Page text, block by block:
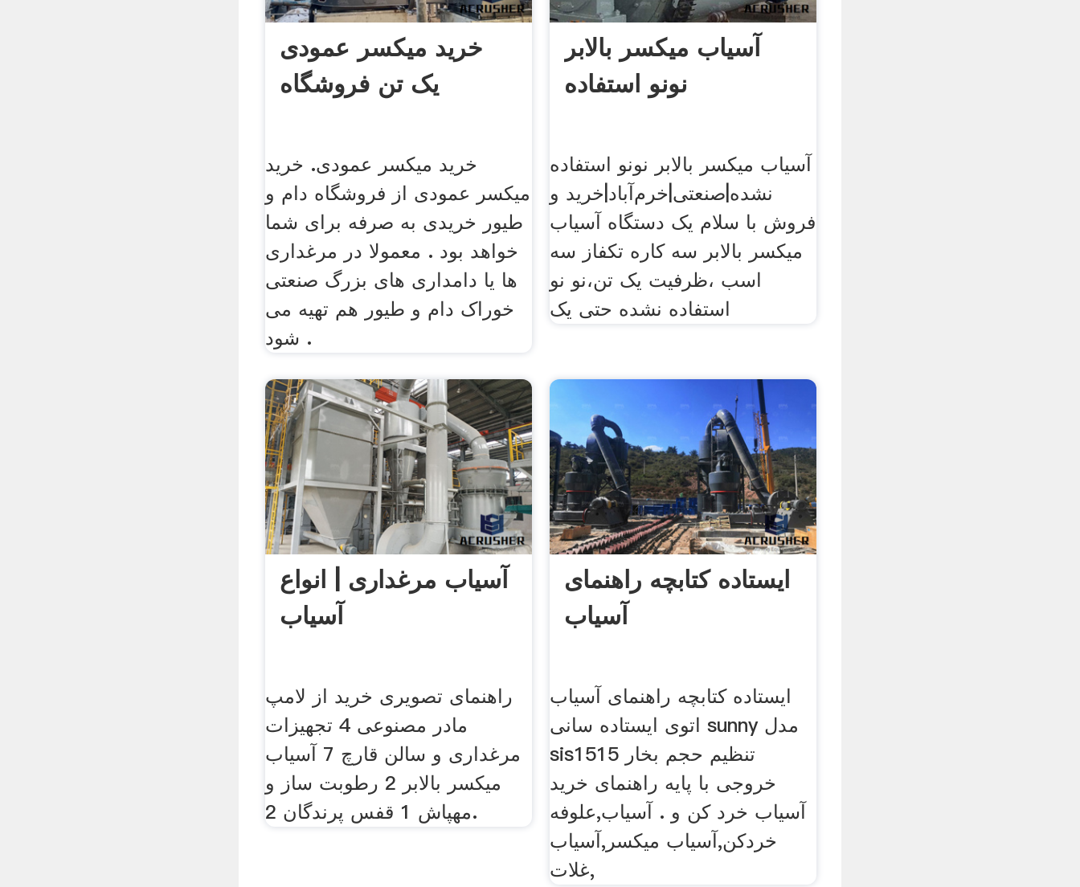
خرید میکسر عمودی
یک تن فروشگاه
خرید میکسر عمودی. خرید
میکسر عمودی از فروشگاه دام و
طیور خریدی به صرفه برای شما
خواهد بود . معمولا در مرغداری
ها یا دامداری های بزرگ صنعتی
خوراک دام و طیور هم تهیه می
شود .
آسیاب میکسر بالابر
نونو استفاده
آسیاب میکسر بالابر نونو استفاده
نشده|صنعتی|خرم‌آباد|خرید و
فروش با سلام یک دستگاه آسیاب
میکسر بالابر سه کاره تکفاز سه
اسب ،ظرفیت یک تن،نو نو
استفاده نشده حتی یک
آسیاب مرغداری | انواع
آسیاب
راهنمای تصویری خرید از لامپ
مادر مصنوعی 4 تجهیزات
مرغداری و سالن قارچ 7 آسیاب
میکسر بالابر 2 رطوبت ساز و
مهپاش 1 قفس پرندگان 2.
ایستاده کتابچه راهنمای
آسیاب
ایستاده کتابچه راهنمای آسیاب
اتوی ایستاده سانی sunny مدل
sis1515 تنظیم حجم بخار
خروجی با پایه راهنمای خرید
آسیاب خرد کن و . آسیاب,علوفه
خردکن,آسیاب میکسر,آسیاب
غلات,